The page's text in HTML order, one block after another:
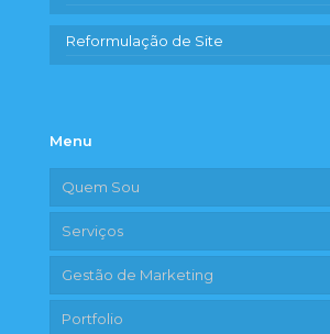
Reformulação de Site
Menu
Quem Sou
Serviços
Gestão de Marketing
Portfolio